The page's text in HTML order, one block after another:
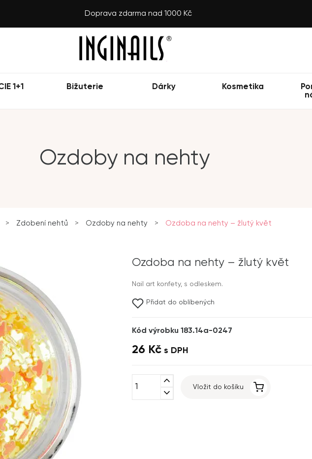
Doprava zdarma nad 1000 Kč
1+1 Bižuterie Dárky Kosmetika
Ozdoby na nehty
> Zdobení nehtů > Ozdoby na nehty > Ozdoba na nehty – žlutý květ
Ozdoba na nehty – žlutý květ
Nail art konfety, s odleskem.
Přidat do oblíbených
Kód výrobku 183.14a-0247
26 Kč s DPH
expand_less
expand_more
Vložit do košíku